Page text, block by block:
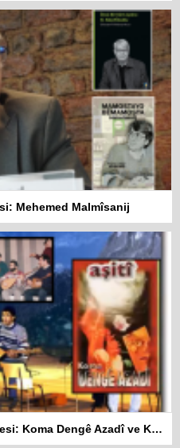
Mehemed Malmîsanij
Kürt Müziğinin Değişim Hikayesi: Koma Dengê Azadî ve Koma Amed